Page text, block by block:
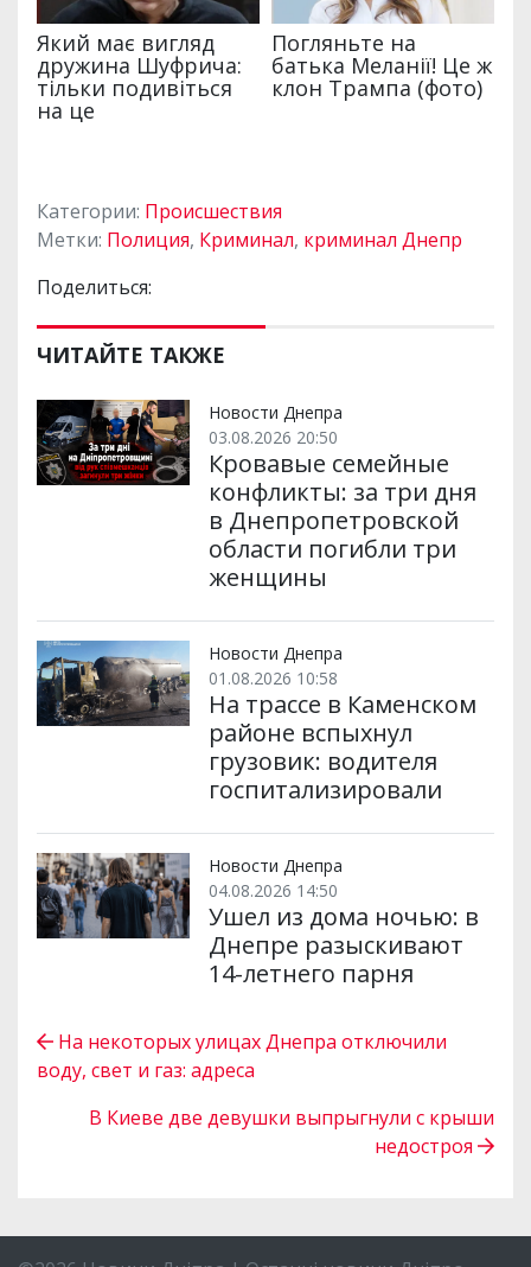
Категории: Происшествия
Метки: Полиция, Криминал, криминал Днепр
Поделиться:
ЧИТАЙТЕ ТАКЖЕ
Новости Днепра
03.08.2026 20:50
Кровавые семейные
конфликты: за три дня
в Днепропетровской
области погибли три
женщины
Новости Днепра
01.08.2026 10:58
На трассе в Каменском
районе вспыхнул
грузовик: водителя
госпитализировали
Новости Днепра
04.08.2026 14:50
Ушел из дома ночью: в
Днепре разыскивают
14-летнего парня
На некоторых улицах Днепра отключили
воду, свет и газ: адреса
В Киеве две девушки выпрыгнули с крыши
недостроя